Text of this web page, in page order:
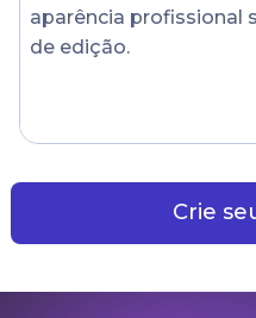
aparência profissional
de edição.
Crie